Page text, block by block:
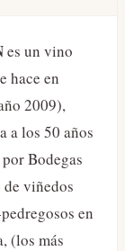
es un vino
hace en
2009),
a los 50 años
Bodegas
viñedos
en
(los más